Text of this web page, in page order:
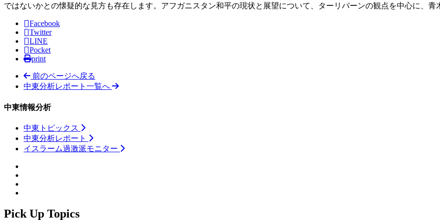
ではないかとの懐疑的な見方も存在します。アフガニスタン和平の現状と展望について、ターリバーンの観点を中心に、青
Facebook
Twitter
LINE
Pocket
print
前のページへ戻る
中東分析レポート一覧へ
中東情報分析
中東トピックス
中東分析レポート
イスラーム過激派モニター
Pick Up Topics